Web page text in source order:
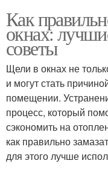
Как
окнах:
советы
Щели в окнах не
и могут стать
помещении.
процесс, который
сэкономить на
как правильно
для этого лучше